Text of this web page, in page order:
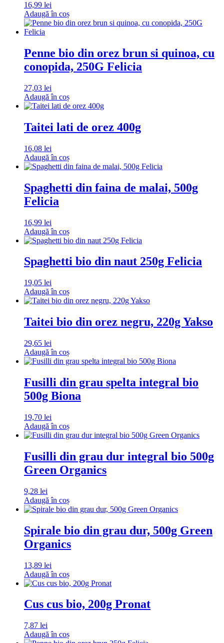
16,99 lei
Adaugă în coș
Penne bio din orez brun si quinoa, cu
conopida, 250G Felicia
27,03 lei
Adaugă în coș
Taitei lati de orez 400g
16,08 lei
Adaugă în coș
Spaghetti din faina de malai, 500g
Felicia
16,99 lei
Adaugă în coș
Spaghetti bio din naut 250g Felicia
19,05 lei
Adaugă în coș
Taitei bio din orez negru, 220g Yakso
29,65 lei
Adaugă în coș
Fusilli din grau spelta integral bio
500g Biona
19,70 lei
Adaugă în coș
Fusilli din grau dur integral bio 500g
Green Organics
9,28 lei
Adaugă în coș
Spirale bio din grau dur, 500g Green
Organics
13,89 lei
Adaugă în coș
Cus cus bio, 200g Pronat
7,87 lei
Adaugă în coș